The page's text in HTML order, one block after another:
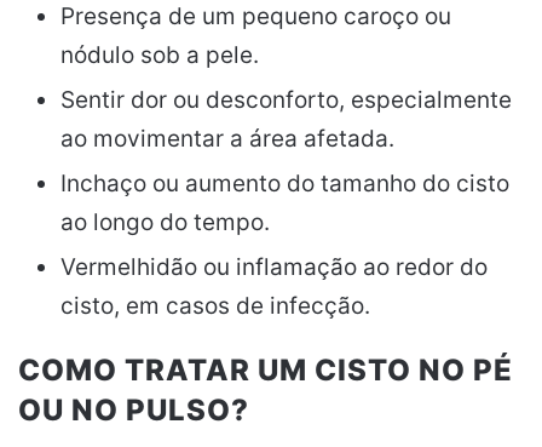
Presença de um pequeno caroço ou
nódulo sob a pele.
Sentir dor ou desconforto, especialmente
ao movimentar a área afetada.
Inchaço ou aumento do tamanho do cisto
ao longo do tempo.
Vermelhidão ou inflamação ao redor do
cisto, em casos de infecção.
COMO TRATAR UM CISTO NO PÉ
OU NO PULSO?